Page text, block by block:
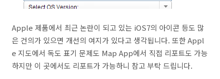
Apple 제품에서 최근 논란이 되고 있는 iOS7의 아이콘 등도 많
은 건의가 있으면 개선의 여지가 있다고 생각됩니다. 또한 Appl
e 지도에서 독도 표기 문제도 Map App에서 직접 리포트도 가능
하지만 이 곳에서도 리포트가 가능하니 참고 부탁 드립니다.